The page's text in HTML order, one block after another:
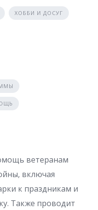
ХОББИ И ДОСУГ
ветеранам
включая
к праздникам и
Также проводит